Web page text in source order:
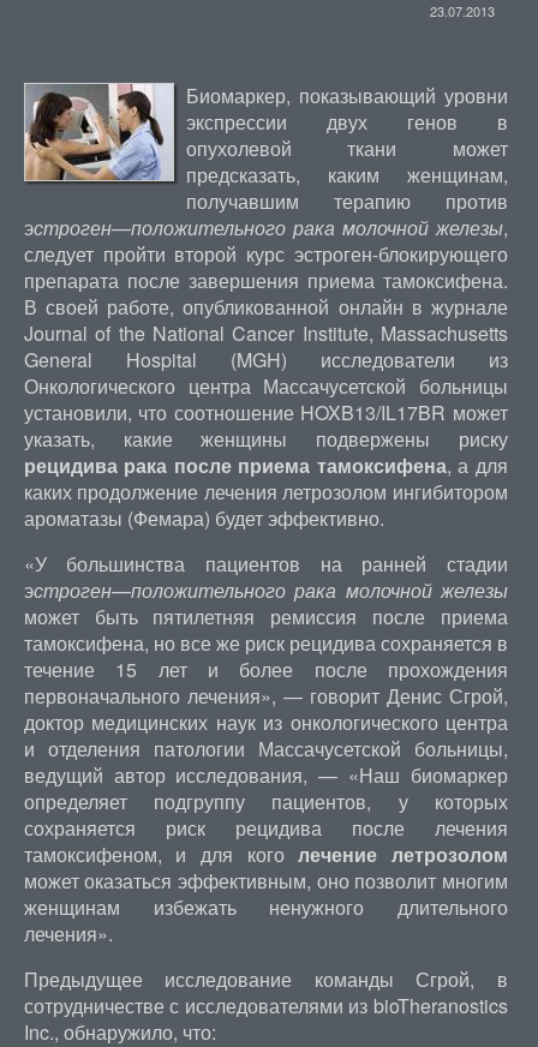
23.07.2013
Биомаркер, показывающий уровни
экспрессии двух генов в
опухолевой ткани может
предсказать, каким женщинам,
получавшим терапию против
эстроген—положительного рака молочной железы,
следует пройти второй курс эстроген-блокирующего
препарата после завершения приема тамоксифена.
В своей работе, опубликованной онлайн в журнале
Journal of the National Cancer Institute, Massachusetts
General Hospital (MGH) исследователи из
Онкологического центра Массачусетской больницы
установили, что соотношение HOXB13/IL17BR может
указать, какие женщины подвержены риску
рецидива рака после приема тамоксифена, а для
каких продолжение лечения летрозолом ингибитором
ароматазы (Фемара) будет эффективно.
«У большинства пациентов на ранней стадии
эстроген—положительного рака молочной железы
может быть пятилетняя ремиссия после приема
тамоксифена, но все же риск рецидива сохраняется в
течение 15 лет и более после прохождения
первоначального лечения», — говорит Денис Сгрой,
доктор медицинских наук из онкологического центра
и отделения патологии Массачусетской больницы,
ведущий автор исследования, — «Наш биомаркер
определяет подгруппу пациентов, у которых
сохраняется риск рецидива после лечения
тамоксифеном, и для коголечение летрозолом
может оказаться эффективным, оно позволит многим
женщинам избежать ненужного длительного
лечения».
Предыдущее исследование команды Сгрой, в
сотрудничестве с исследователями из bioTheranostics
Inc., обнаружило, что: